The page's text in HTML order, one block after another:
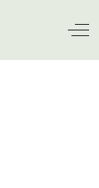
Off-